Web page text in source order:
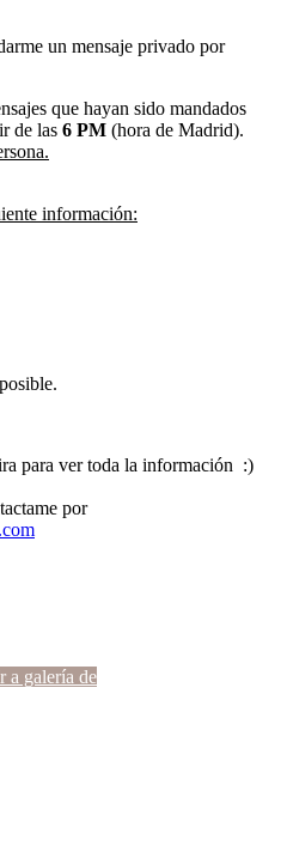
un mensaje privado por
que hayan sido mandados
de las 6 PM (hora de Madrid).
información:
para ver toda la información :)
por
a galería de